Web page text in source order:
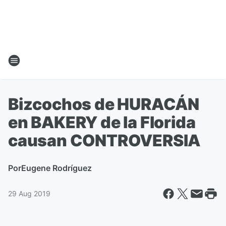
Bizcochos de HURACÁN
en BAKERY de la Florida
causan CONTROVERSIA
PorEugene Rodríguez
29 Aug 2019